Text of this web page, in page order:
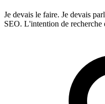
Je devais le faire. Je devais
SEO. L'intention de